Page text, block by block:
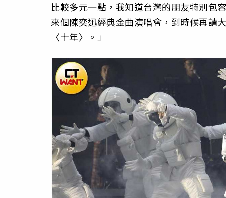
比較多元一點，我知道台灣的朋友特別包
來個陳奕迅經典金曲演唱會，到時候再請
〈十年〉。」